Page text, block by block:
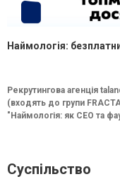
Наймологія:
Рекрутингова агенція
(входять до групи
"Наймологія: як СEO та
Суспільство